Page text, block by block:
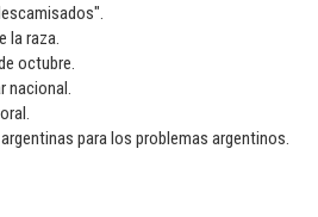
la raza.
octubre.
nacional.
para los problemas argentinos.